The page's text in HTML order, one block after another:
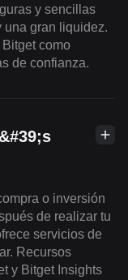
y sencillas
una gran liquidez.
como
de confianza.
o inversión
de realizar tu
servicios de
Recursos
y Bitget Insights